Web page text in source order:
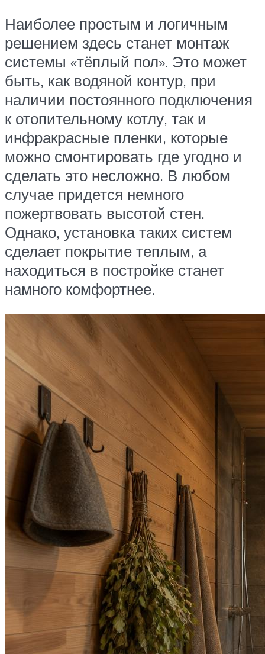
Наиболее простым и логичным
решением здесь станет монтаж
системы «тёплый пол». Это может
быть, как водяной контур, при
наличии постоянного подключения
к отопительному котлу, так и
инфракрасные пленки, которые
можно смонтировать где угодно и
сделать это несложно. В любом
случае придется немного
пожертвовать высотой стен.
Однако, установка таких систем
сделает покрытие теплым, а
находиться в постройке станет
намного комфортнее.